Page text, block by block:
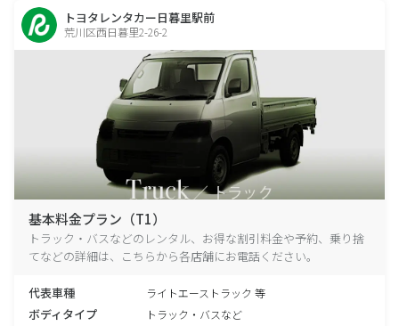
トヨタレンタカー日暮里駅前
荒川区西日暮里2-26-2
基本料金プラン（T1）
トラック・バスなどのレンタル、お得な割引料金や予約、乗り捨
てなどの詳細は、こちらから各店舗にお電話ください。
代表車種 ライトエーストラック 等
ボディタイプ トラック・バスなど